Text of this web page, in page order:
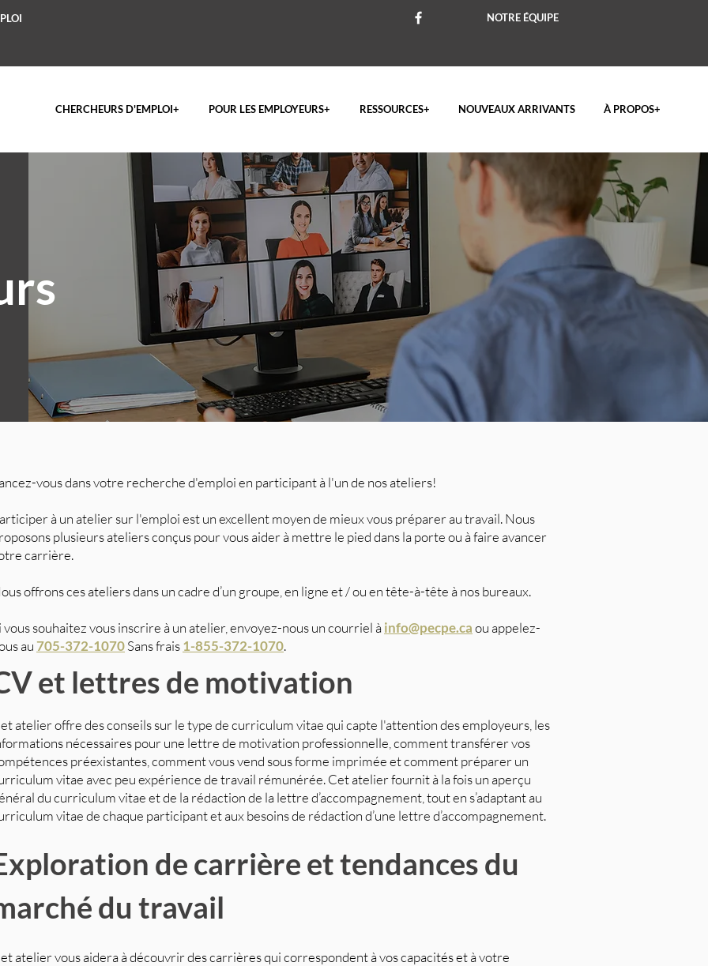
NOTRE ÉQUIPE
CHERCHEURS D'EMPLOI+ POUR LES EMPLOYEURS+ RESSOURCES+ NOUVEAUX ARRIVANTS À PROPOS+
vous dans votre recherche d'emploi en participant à l'un de nos ateliers!
à un atelier sur l'emploi est un excellent moyen de mieux vous préparer au travail. Nous
plusieurs ateliers conçus pour vous aider à mettre le pied dans la porte ou à faire avancer
carrière.
offrons ces ateliers dans un cadre d’un groupe, en ligne et / ou en tête-à-tête à nos bureaux.
vous souhaitez vous inscrire à un atelier, envoyez-nous un courriel àinfo@pecpe.caou appelez-
au705-372-1070Sans frais1-855-372-1070.
et lettres de motivation
atelier offre des conseils sur le type de curriculum vitae qui capte l'attention des employeurs, les
nécessaires pour une lettre de motivation professionnelle, comment transférer vos
préexistantes, comment vous vend sous forme imprimée et comment préparer un
vitae avec peu expérience de travail rémunérée. Cet atelier fournit à la fois un aperçu
du curriculum vitae et de la rédaction de la lettre d’accompagnement, tout en s’adaptant au
vitae de chaque participant et aux besoins de rédaction d’une lettre d’accompagnement.
de carrière et tendances du
du travail
atelier vous aidera à découvrir des carrières qui correspondent à vos capacités et à votre